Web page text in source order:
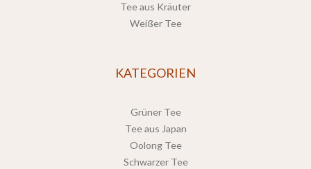
Tee aus Kräuter
Weißer Tee
KATEGORIEN
Grüner Tee
Tee aus Japan
Oolong Tee
Schwarzer Tee